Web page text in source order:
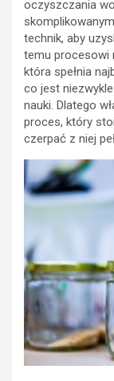
oczyszczania
technik, aby
temu procesowi
która spełnia
co jest
nauki. Dlatego
proces, który
czerpać z niej